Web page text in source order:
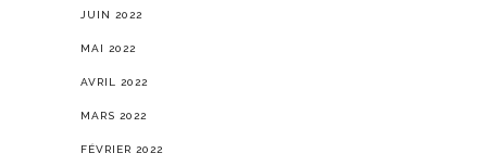
JUIN 2022
MAI 2022
AVRIL 2022
MARS 2022
FÉVRIER 2022